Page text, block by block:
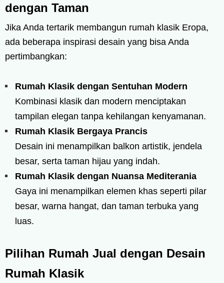
dengan Taman
Jika Anda tertarik membangun rumah klasik Eropa,
ada beberapa inspirasi desain yang bisa Anda
pertimbangkan:
Rumah Klasik dengan Sentuhan Modern
Kombinasi klasik dan modern menciptakan
tampilan elegan tanpa kehilangan kenyamanan.
Rumah Klasik Bergaya Prancis
Desain ini menampilkan balkon artistik, jendela
besar, serta taman hijau yang indah.
Rumah Klasik dengan Nuansa Mediterania
Gaya ini menampilkan elemen khas seperti pilar
besar, warna hangat, dan taman terbuka yang
luas.
Pilihan Rumah Jual dengan Desain
Rumah Klasik